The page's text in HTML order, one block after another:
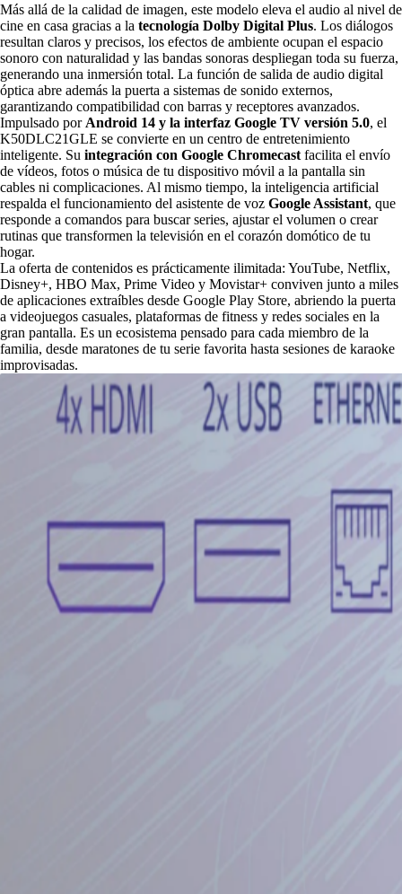
Más allá de la calidad de imagen, este modelo eleva el audio al nivel de
cine en casa gracias a la tecnología Dolby Digital Plus. Los diálogos
resultan claros y precisos, los efectos de ambiente ocupan el espacio
sonoro con naturalidad y las bandas sonoras despliegan toda su fuerza,
generando una inmersión total. La función de salida de audio digital
óptica abre además la puerta a sistemas de sonido externos,
garantizando compatibilidad con barras y receptores avanzados.
Impulsado por Android 14 y la interfaz Google TV versión 5.0, el
K50DLC21GLE se convierte en un centro de entretenimiento
inteligente. Su integración con Google Chromecast facilita el envío
de vídeos, fotos o música de tu dispositivo móvil a la pantalla sin
cables ni complicaciones. Al mismo tiempo, la inteligencia artificial
respalda el funcionamiento del asistente de voz Google Assistant, que
responde a comandos para buscar series, ajustar el volumen o crear
rutinas que transformen la televisión en el corazón domótico de tu
hogar.
La oferta de contenidos es prácticamente ilimitada: YouTube, Netflix,
Disney+, HBO Max, Prime Video y Movistar+ conviven junto a miles
de aplicaciones extraíbles desde Google Play Store, abriendo la puerta
a videojuegos casuales, plataformas de fitness y redes sociales en la
gran pantalla. Es un ecosistema pensado para cada miembro de la
familia, desde maratones de tu serie favorita hasta sesiones de karaoke
improvisadas.